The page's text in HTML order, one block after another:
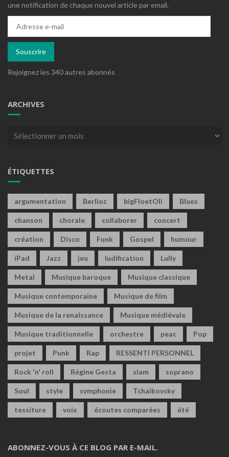
une notification de chaque nouvel article par email.
mail
Souscrire
Rejoignez les 340 autres abonnés
ARCHIVES
Archives
ÉTIQUETTES
argumentation Berlioz bigFloetOli Blues
chanson chorale collaborer concert
création Disco Funk Gospel humour
iPad Jazz jeu ludification Lully
Metal Musique baroque Musique classique
Musique contemporaine Musique de film
Musique de la renaissance Musique médiévale
Musique traditionnelle orchestre peac Pop
projet Punk Rap RESSENTI PERSONNEL
Rock 'n' roll Régine Gesta slam soprano
Soul style symphonie Tchaïkovsky
tessiture voix écoutes comparées été
ABONNEZ-VOUS À CE BLOG PAR E-MAIL.